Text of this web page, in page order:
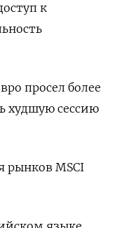
к
просел более
худшую сессию
рынков MSCI